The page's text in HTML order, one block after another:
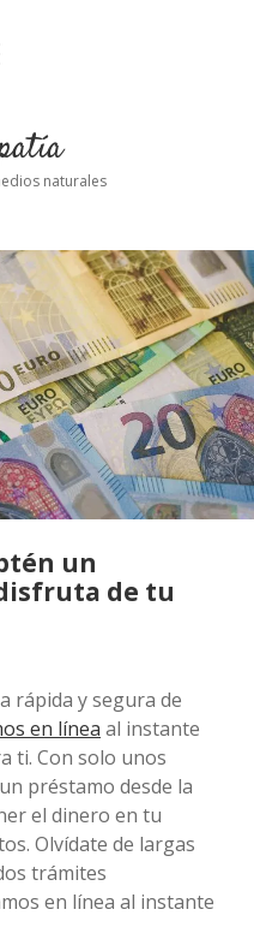
naturales
un
de tu
rápida y segura de
en línea al instante
ti. Con solo unos
préstamo desde la
el dinero en tu
Olvídate de largas
trámites
en línea al instante